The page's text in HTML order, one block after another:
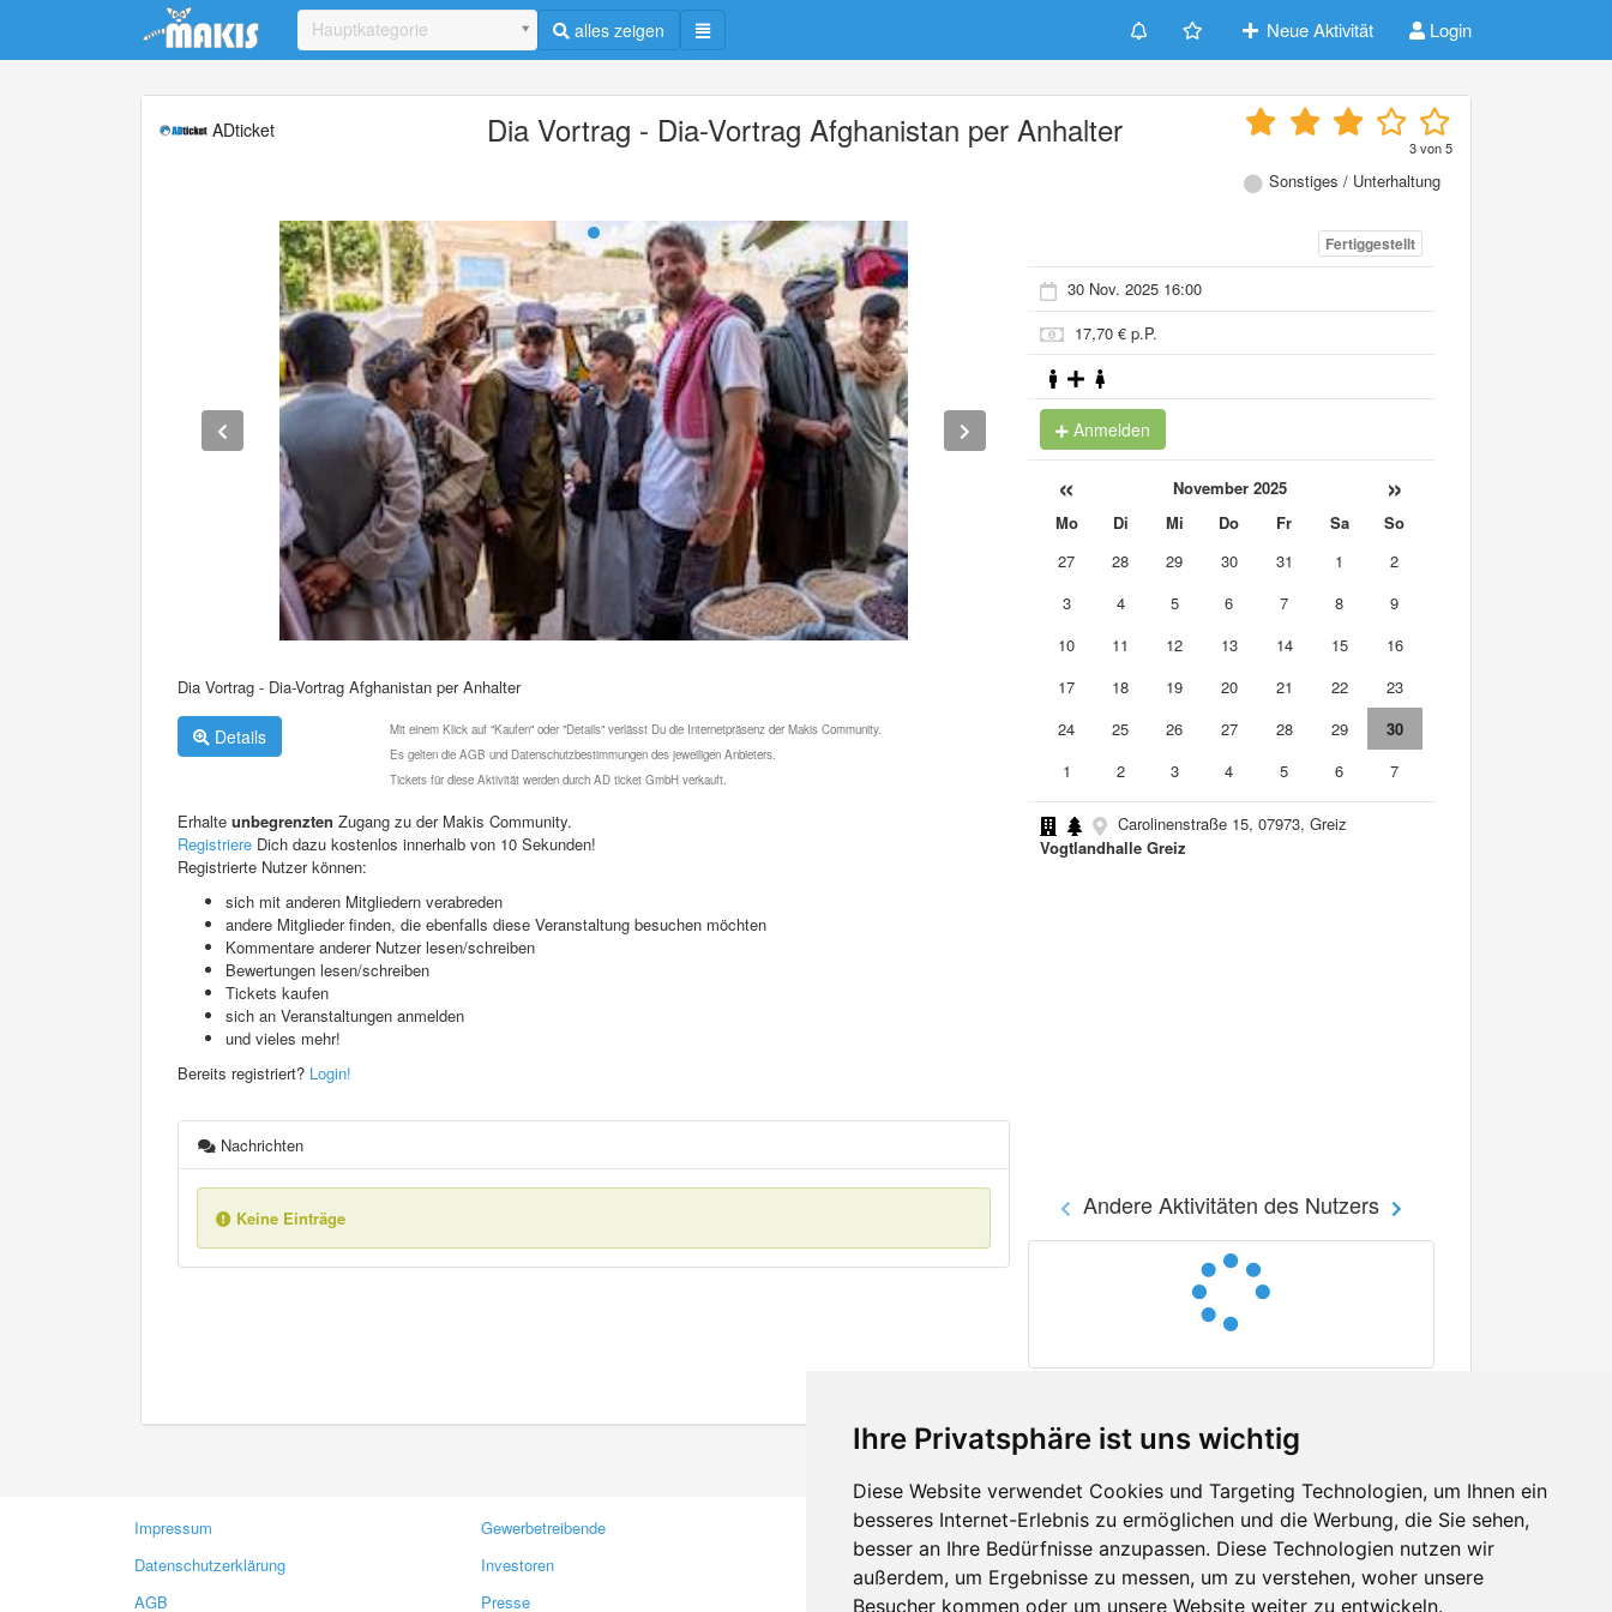
Ihre Privatsphäre ist uns wichtig
Diese Website verwendet Cookies und Targeting Technologien, um Ihnen ein
besseres Internet-Erlebnis zu ermöglichen und die Werbung, die Sie sehen,
besser an Ihre Bedürfnisse anzupassen. Diese Technologien nutzen wir
außerdem, um Ergebnisse zu messen, um zu verstehen, woher unsere
Besucher kommen oder um unsere Website weiter zu entwickeln.
Update cookies preferences
Hauptkategorie alles zeigen Neue Aktivität Login
ADticket Dia Vortrag - Dia-Vortrag Afghanistan per Anhalter 3von5
Sonstiges / Unterhaltung
Dia Vortrag - Dia-Vortrag Afghanistan per Anhalter
Details
Mit einem Klick auf "Kaufen" oder "Details" verlässt Du die Internetpräsenz der Makis Community.
Es gelten die AGB und Datenschutzbestimmungen des jeweiligen Anbieters.
Tickets für diese Aktivität werden durch AD ticket GmbH verkauft.
Erhalte unbegrenzten Zugang zu der Makis Community.
Registriere Dich dazu kostenlos innerhalb von 10 Sekunden!
Registrierte Nutzer können:
sich mit anderen Mitgliedern verabreden
andere Mitglieder finden, die ebenfalls diese Veranstaltung besuchen möchten
Kommentare anderer Nutzer lesen/schreiben
Bewertungen lesen/schreiben
Tickets kaufen
sich an Veranstaltungen anmelden
und vieles mehr!
Bereits registriert? Login!
Nachrichten
Keine Einträge
Fertiggestellt
30 Nov. 2025 16:00
17,70 € p.P.
Anmelden
« November 2025 »
Mo Di Mi Do Fr Sa
So
27
28 29 30 31 1
2
3
4 5 6 7 8
9
10
11 12 13 14 15
16
17
18 19 20 21 22
23
24
25 26 27 28 29
30
1
2 3 4 5 6 7
Carolinenstraße 15, 07973, Greiz
Vogtlandhalle Greiz
Andere Aktivitäten des Nutzers
Impressum
Datenschutzerklärung
AGB
Gewerbetreibende
Investoren
Presse
Kontakt
Feedback
Fehler melden
Facebook
Twitter
YouTube